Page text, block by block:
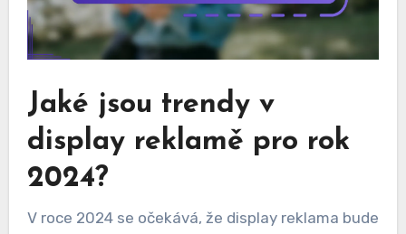
Jaké jsou trendy v
display reklamě pro rok
2024?
V roce 2024 se očekává, že display reklama bude